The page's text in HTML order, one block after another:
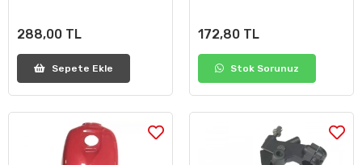
288,00 TL
Sepete Ekle
172,80 TL
Stok Sorunuz